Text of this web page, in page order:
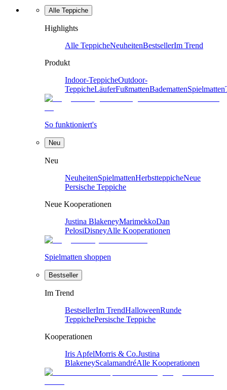
Alle Teppiche
Highlights
Alle TeppicheNeuheitenBestsellerIm Trend
Produkt
Indoor-TeppicheOutdoor-
TeppicheLäuferFußmattenBademattenSpielmatten
So funktioniert's
Neu
Neu
NeuheitenSpielmattenHerbstteppicheNeue
Persische Teppiche
Neue Kooperationen
Justina BlakeneyMarimekkoDan
PelosiDisneyAlle Kooperationen
Spielmatten shoppen
Bestseller
Im Trend
BestsellerIm TrendHalloweenRunde
TeppichePersische Teppiche
Kooperationen
Iris ApfelMorris & Co.Justina
BlakeneyScalamandréAlle Kooperationen